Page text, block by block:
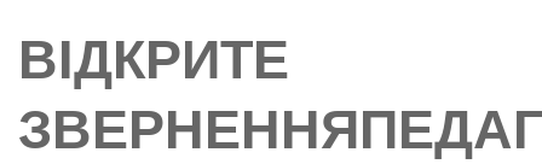
ВІДКРИТЕ